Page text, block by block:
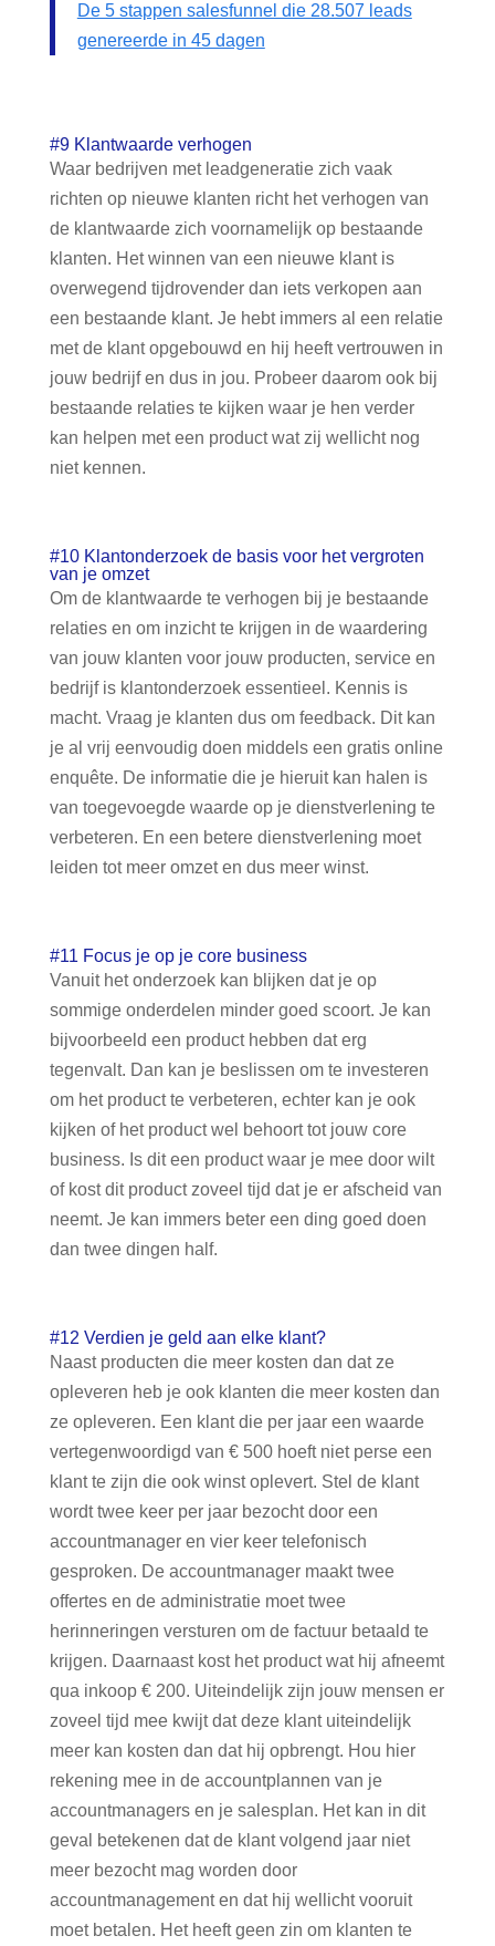
De 5 stappen salesfunnel die 28.507 leads
genereerde in 45 dagen
#9 Klantwaarde verhogen
Waar bedrijven met leadgeneratie zich vaak
richten op nieuwe klanten richt het verhogen van
de klantwaarde zich voornamelijk op bestaande
klanten. Het winnen van een nieuwe klant is
overwegend tijdrovender dan iets verkopen aan
een bestaande klant. Je hebt immers al een relatie
met de klant opgebouwd en hij heeft vertrouwen in
jouw bedrijf en dus in jou. Probeer daarom ook bij
bestaande relaties te kijken waar je hen verder
kan helpen met een product wat zij wellicht nog
niet kennen.
#10 Klantonderzoek de basis voor het vergroten
van je omzet
Om de klantwaarde te verhogen bij je bestaande
relaties en om inzicht te krijgen in de waardering
van jouw klanten voor jouw producten, service en
bedrijf is klantonderzoek essentieel. Kennis is
macht. Vraag je klanten dus om feedback. Dit kan
je al vrij eenvoudig doen middels een gratis online
enquête. De informatie die je hieruit kan halen is
van toegevoegde waarde op je dienstverlening te
verbeteren. En een betere dienstverlening moet
leiden tot meer omzet en dus meer winst.
#11 Focus je op je core business
Vanuit het onderzoek kan blijken dat je op
sommige onderdelen minder goed scoort. Je kan
bijvoorbeeld een product hebben dat erg
tegenvalt. Dan kan je beslissen om te investeren
om het product te verbeteren, echter kan je ook
kijken of het product wel behoort tot jouw core
business. Is dit een product waar je mee door wilt
of kost dit product zoveel tijd dat je er afscheid van
neemt. Je kan immers beter een ding goed doen
dan twee dingen half.
#12 Verdien je geld aan elke klant?
Naast producten die meer kosten dan dat ze
opleveren heb je ook klanten die meer kosten dan
ze opleveren. Een klant die per jaar een waarde
vertegenwoordigd van € 500 hoeft niet perse een
klant te zijn die ook winst oplevert. Stel de klant
wordt twee keer per jaar bezocht door een
accountmanager en vier keer telefonisch
gesproken. De accountmanager maakt twee
offertes en de administratie moet twee
herinneringen versturen om de factuur betaald te
krijgen. Daarnaast kost het product wat hij afneemt
qua inkoop € 200. Uiteindelijk zijn jouw mensen er
zoveel tijd mee kwijt dat deze klant uiteindelijk
meer kan kosten dan dat hij opbrengt. Hou hier
rekening mee in de accountplannen van je
accountmanagers en je salesplan. Het kan in dit
geval betekenen dat de klant volgend jaar niet
meer bezocht mag worden door
accountmanagement en dat hij wellicht vooruit
moet betalen. Het heeft geen zin om klanten te